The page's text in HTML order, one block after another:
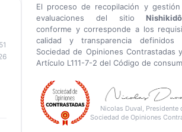
El proceso de recopilación y
evaluaciones del sitio
conforme y corresponde a los
calidad y transparencia
Sociedad de Opiniones Contrastadas
Artículo L111-7-2 del Código de
Nicolas Duval, Presidente
Sociedad de Opiniones